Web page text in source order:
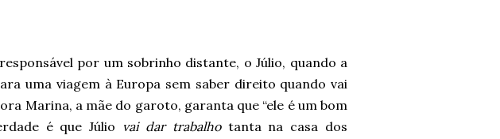
por um sobrinho distante, o Júlio, quando a
uma viagem à Europa sem saber direito quando vai
Marina, a mãe do garoto, garanta que “ele é um bom
é que Júlio
vai dar trabalhotanta na casa dos